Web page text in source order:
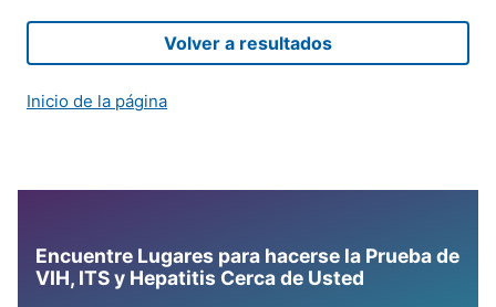
Volver a resultados
Inicio de la página
Encuentre Lugares para hacerse la Prueba de
VIH, ITS y Hepatitis Cerca de Usted